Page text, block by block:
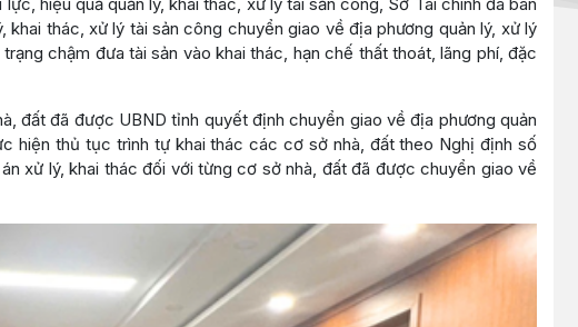
thác, xử lý tài sản công chuyển giao về địa phương quản lý, xử lý
chậm đưa tài sản vào khai thác, hạn chế thất thoát, lãng phí, đặc
đất đã được UBND tỉnh quyết định chuyển giao về địa phương quản
hiện thủ tục trình tự khai thác các cơ sở nhà, đất theo Nghị định số
xử lý, khai thác đối với từng cơ sở nhà, đất đã được chuyển giao về